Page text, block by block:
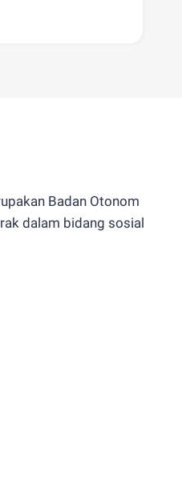
Badan Otonom
dalam bidang sosial